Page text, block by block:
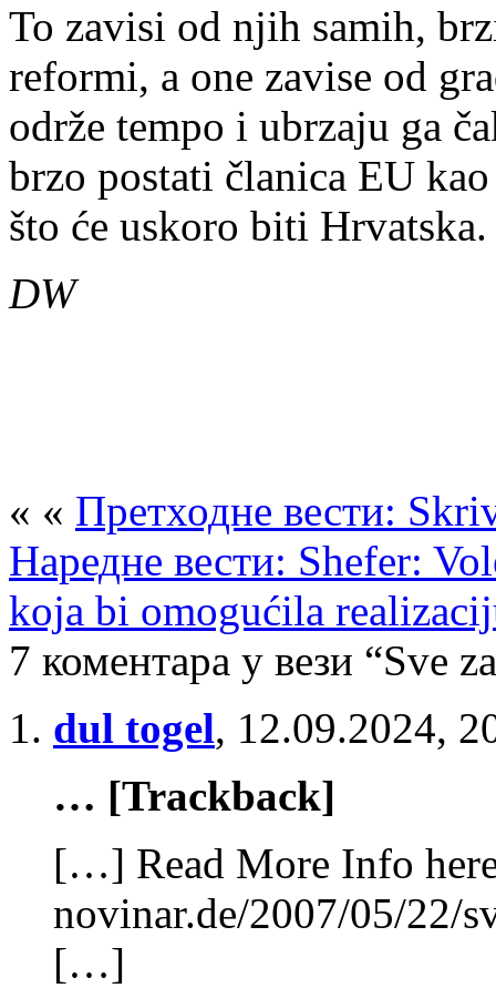
To zavisi od njih samih,
reformi, a one zavise od
održe tempo i ubrzaju ga
brzo postati članica EU
što će uskoro biti Hrvatska.
DW
« « Претходне вести:
Наредне вести: Shefer:
koja bi omogućila
7 коментара у вези “Sve
dul togel, 12.09.2024,
… [Trackback]
[…] Read More Info
novinar.de/2007/05/22/
[…]